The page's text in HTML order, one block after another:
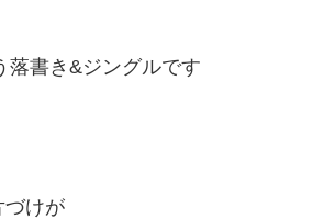
落書き&ジングルです
づけが